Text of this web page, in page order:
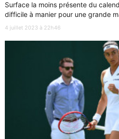
Surface la moins présente du
difficile à manier pour une grande
4 juillet 2023 à 22h46